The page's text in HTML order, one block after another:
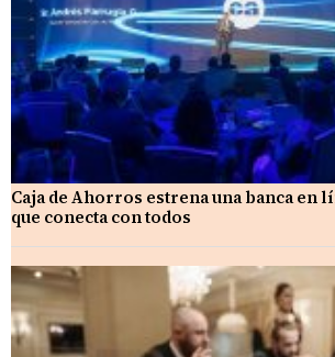
Caja de Ahorros estrena una banca en
que conecta con todos